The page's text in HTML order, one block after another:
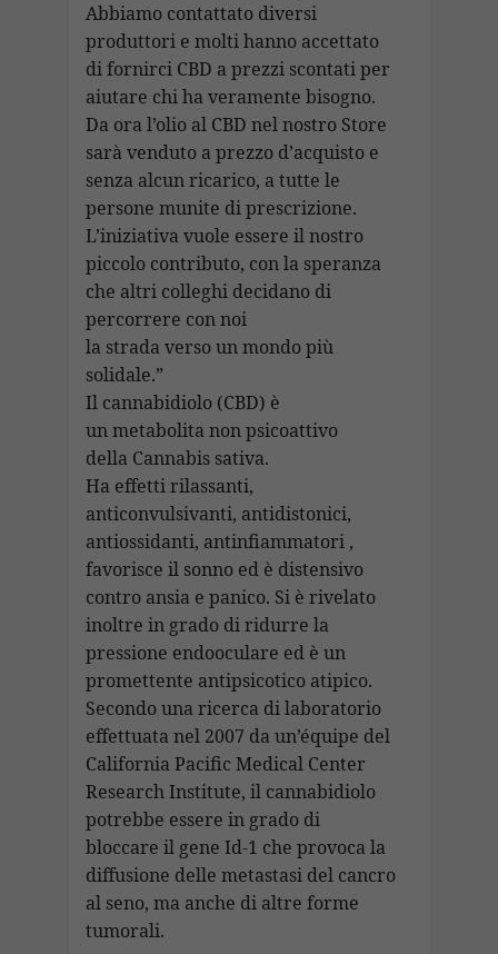
Abbiamo contattato diversi
produttori e molti hanno accettato
di fornirci CBD a prezzi scontati per
aiutare chi ha veramente bisogno.
Da ora l’olio al CBD nel nostro Store
sarà venduto a prezzo d’acquisto e
senza alcun ricarico, a tutte le
persone munite di prescrizione.
L’iniziativa vuole essere il nostro
piccolo contributo, con la speranza
che altri colleghi decidano di
percorrere con noi
la strada verso un mondo più
solidale.”
Il cannabidiolo (CBD) è
un metabolita non psicoattivo
della Cannabis sativa.
Ha effetti rilassanti,
anticonvulsivanti, antidistonici,
antiossidanti, antinfiammatori ,
favorisce il sonno ed è distensivo
contro ansia e panico. Si è rivelato
inoltre in grado di ridurre la
pressione endooculare ed è un
promettente antipsicotico atipico.
Secondo una ricerca di laboratorio
effettuata nel 2007 da un’équipe del
California Pacific Medical Center
Research Institute, il cannabidiolo
potrebbe essere in grado di
bloccare il gene Id-1 che provoca la
diffusione delle metastasi del cancro
al seno, ma anche di altre forme
tumorali.